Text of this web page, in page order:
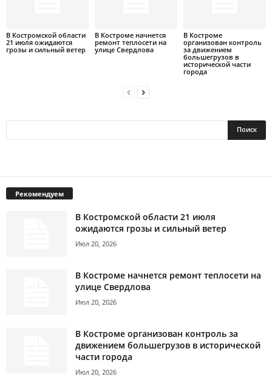
В Костромской области
21 июля ожидаются
грозы и сильный ветер
В Костроме начнется
ремонт теплосети на
улице Свердлова
В Костроме
организован контроль
за движением
большегрузов в
исторической части
города
Рекомендуем
В Костромской области 21 июля
ожидаются грозы и сильный ветер
Июл 20, 2026
В Костроме начнется ремонт теплосети на
улице Свердлова
Июл 20, 2026
В Костроме организован контроль за
движением большегрузов в исторической
части города
Июл 20, 2026